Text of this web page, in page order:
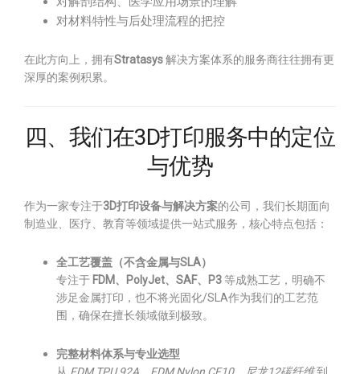
对材料特性与后处理流程的把控
在此方向上，拥有Stratasys解决方案体系的服务商往往拥有更
深厚的案例积累。
四、我们在3D打印服务中的定位
与优势
作为一家专注于3D打印设备与解决方案的公司，我们长期面向
制造业、医疗、教育等领域提供一站式服务，核心特点包括：
全工艺覆盖（不含金属与SLA）
专注于 FDM、PolyJet、SAF、P3等成熟工艺，明确不
涉足金属打印，也不将光固化/SLA作为我们的工艺范
围，确保在擅长领域做到极致。
完整材料体系与专业选型